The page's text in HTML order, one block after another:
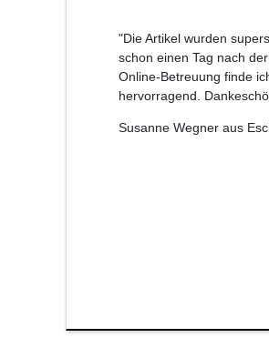
"Die Artikel wurden
schon einen Tag nach
Online-Betreuung finde
hervorragend.
Susanne Wegner aus